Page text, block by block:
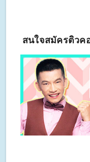
สนใจสมัครติวค